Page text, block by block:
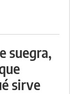
suegra,
sirve